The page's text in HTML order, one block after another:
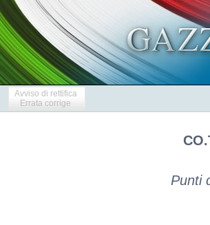
Avviso di rettifica
Errata corrige
Punti